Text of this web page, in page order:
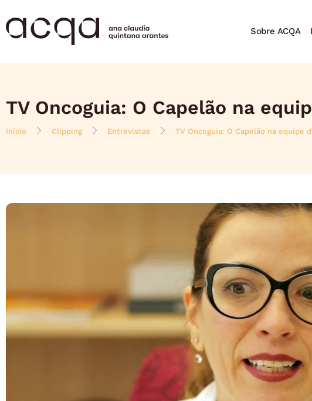
Sobre ACQA
TV Oncoguia: O Capelão na
Início Clipping Entrevistas TV Oncoguia: O Capelão na equipe